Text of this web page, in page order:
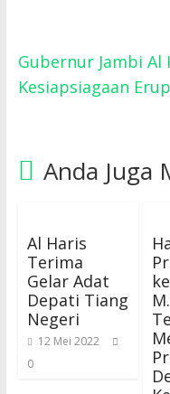
Gubernur Jambi Al
Kesiapsiagaan
Anda Juga
Al Haris
Terima
Gelar Adat
Depati Tiang
Negeri
12 Mei 2022
0